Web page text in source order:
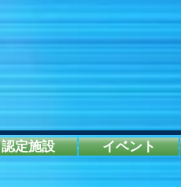
認定施設 イベント